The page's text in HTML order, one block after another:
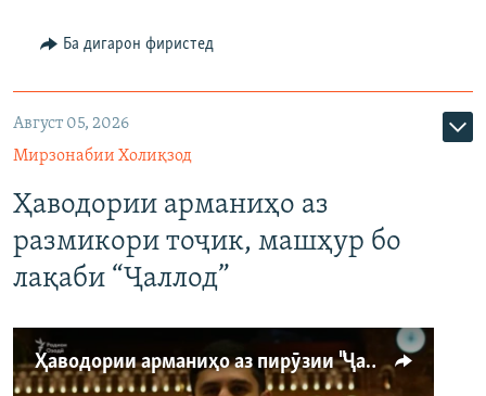
Ба дигарон фиристед
Август 05, 2026
Мирзонабии Холиқзод
Ҳаводории арманиҳо аз
размикори тоҷик, машҳур бо
лақаби “Ҷаллод”
Ҳаводории арманиҳо аз пирӯзии "Ҷаллод"-и тоҷик